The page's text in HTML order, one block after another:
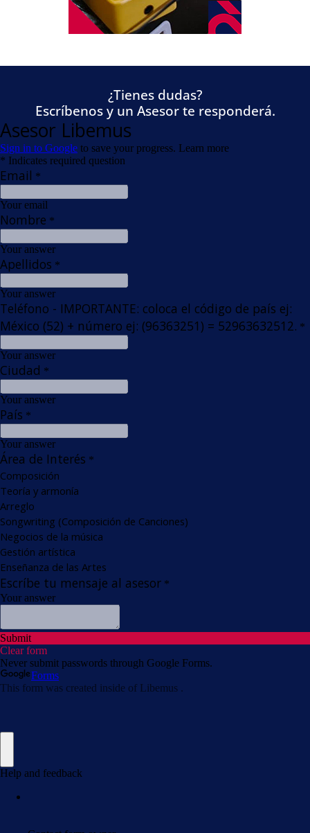
¿Tienes dudas?
Escríbenos y un Asesor te responderá.